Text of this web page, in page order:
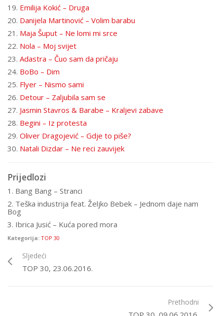
19. Emilija Kokić – Druga
20. Danijela Martinović – Volim barabu
21. Maja Šuput – Ne lomi mi srce
22. Nola – Moj svijet
23. Adastra – Čuo sam da pričaju
24. BoBo – Dim
25. Flyer – Nismo sami
26. Detour – Zaljubila sam se
27. Jasmin Stavros & Barabe – Kraljevi zabave
28. Begini – Iz protesta
29. Oliver Dragojević – Gdje to piše?
30. Natali Dizdar – Ne reci zauvijek
Prijedlozi
1. Bang Bang – Stranci
2. Teška industrija feat. Željko Bebek – Jednom daje nam
Bog
3. Ibrica Jusić – Kuća pored mora
Kategorija: TOP 30
Sljedeći
TOP 30, 23.06.2016.
Prethodni